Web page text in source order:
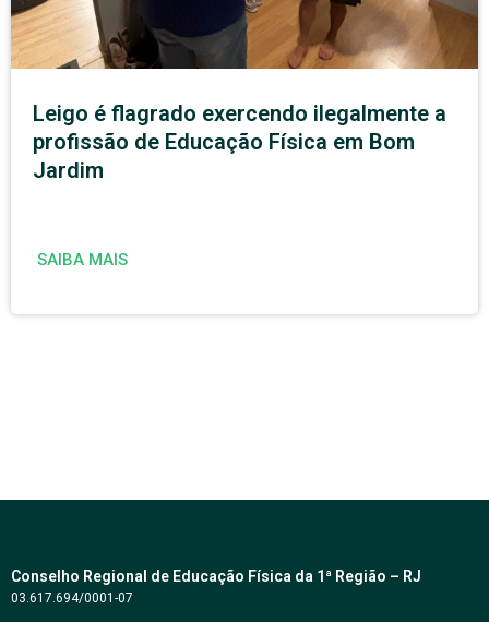
Leigo é flagrado exercendo ilegalmente a
profissão de Educação Física em Bom
Jardim
SAIBA MAIS
Conselho Regional de Educação Física da 1ª Região – RJ
03.617.694/0001-07